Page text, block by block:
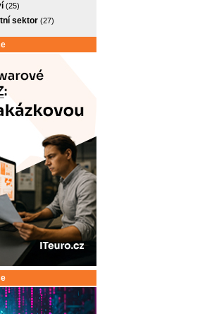
(25)
sektor (27)